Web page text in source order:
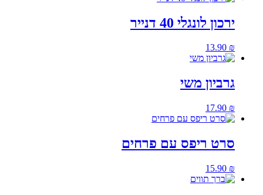
ירכון לונגלי 40 דנייר
13.90 ₪
גרביון משי
17.90 ₪
סרט ריפס עם פרחים
15.90 ₪